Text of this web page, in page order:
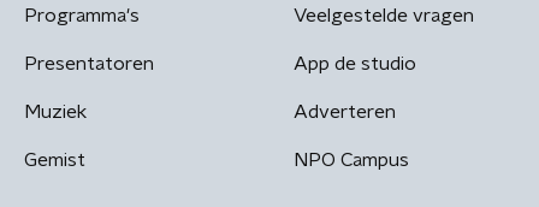
Programma's
Presentatoren
Muziek
Gemist
Veelgestelde vragen
App de studio
Adverteren
NPO Campus